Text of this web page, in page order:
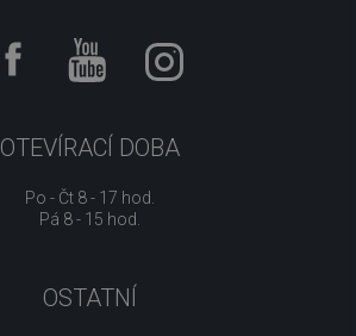
OTEVÍRACÍ DOBA
Po - Čt 8 - 17 hod.
Pá 8 - 15 hod.
OSTATNÍ